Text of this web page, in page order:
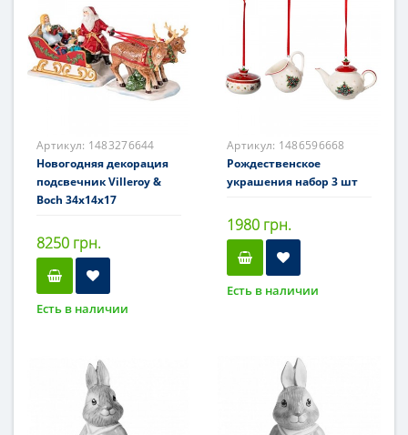
Артикул: 1483276644
Новогодняя декорация
подсвечник Villeroy &
Boch 34х14х17
8250 грн.
Есть в наличии
Артикул: 1486596668
Рождественское
украшения набор 3 шт
1980 грн.
Есть в наличии